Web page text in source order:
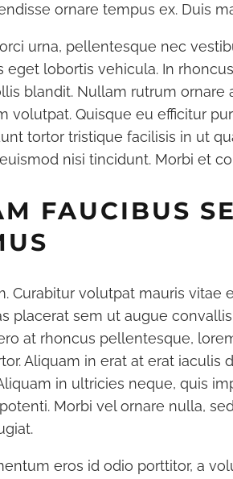
ornare tempus ex. Duis
urna, pellentesque nec
eget lobortis vehicula. In
blandit. Nullam rutrum ornare
volutpat. Quisque eu efficitur
tortor tristique facilisis in ut
nisi tincidunt. Morbi et
FAUCIBUS
Curabitur volutpat mauris vitae
placerat sem ut augue
at rhoncus pellentesque,
Aliquam in erat at erat iaculis
in ultricies neque, quis
Morbi vel ornare nulla,
eros id odio porttitor, a
ist kein
Drehorte, Mythen,
–
Reef
LA MAMOUNIA
Hotel-Traum mit